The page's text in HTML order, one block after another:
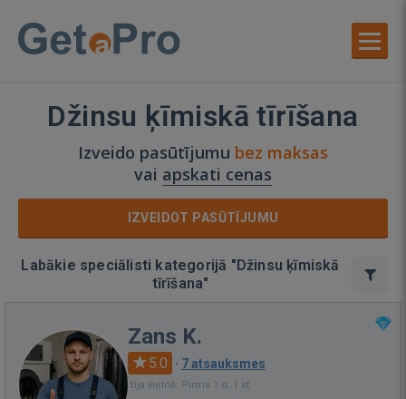
Džinsu ķīmiskā tīrīšana
Izveido pasūtījumu bez maksas
vai apskati cenas
IZVEIDOT PASŪTĪJUMU
Labākie speciālisti kategorijā "Džinsu ķīmiskā
tīrīšana"
Zans K.
5.0 · 7 atsauksmes
Bija vietnē: Pirms 1 d. 1 st.